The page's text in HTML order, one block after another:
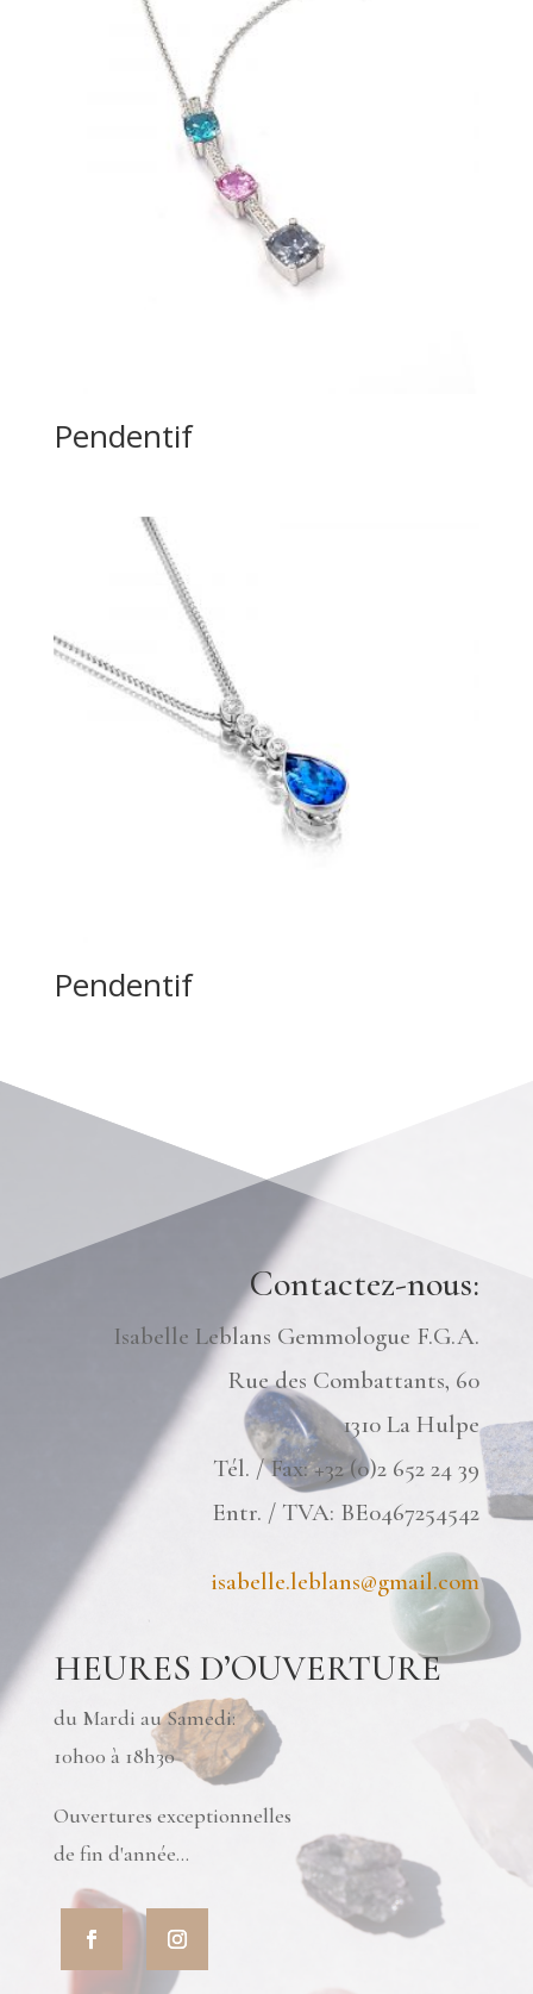
Pendentif
Pendentif
Contactez-nous:
Isabelle Leblans Gemmologue F.G.A.
Rue des Combattants, 60
1310 La Hulpe
Tél. / Fax: +32 (0)2 652 24 39
Entr. / TVA: BE0467254542
isabelle.leblans@gmail.com
HEURES D’OUVERTURE
du Mardi au Samedi:
10h00 à 18h30
Ouvertures exceptionnelles
de fin d'année...